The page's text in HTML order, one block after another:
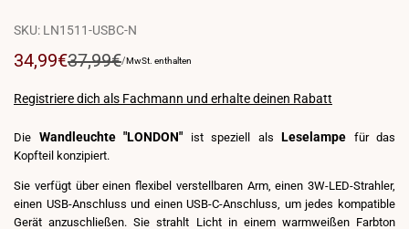
SKU: LN1511-USBC-N
Regulärer
37,99€
Verkaufspreis
34,99€
PREIS
/FÜR
MwSt. enthalten
Registriere dich als Fachmann und erhalte deinen Rabatt
Die Wandleuchte "LONDON" ist speziell als Leselampe für das
Kopfteil konzipiert.
Sie verfügt über einen flexibel verstellbaren Arm, einen 3W-LED-Strahler,
einen USB-Anschluss und einen USB-C-Anschluss, um jedes kompatible
Gerät anzuschließen. Sie strahlt Licht in einem warmweißen Farbton